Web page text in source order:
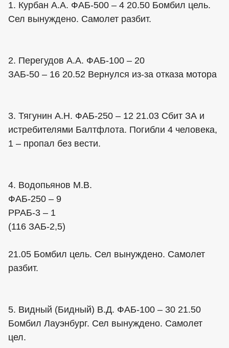
1. Курбан А.А. ФАБ-500 – 4 20.50 Бомбил цель.
Сел вынуждено. Самолет разбит.
2. Перегудов А.А. ФАБ-100 – 20
ЗАБ-50 – 16 20.52 Вернулся из-за отказа мотора
3. Тягунин А.Н. ФАБ-250 – 12 21.03 Сбит ЗА и
истребителями Балтфлота. Погибли 4 человека,
1 – пропал без вести.
4. Водопьянов М.В.
ФАБ-250 – 9
РРАБ-3 – 1
(116 ЗАБ-2,5)
21.05 Бомбил цель. Сел вынуждено. Самолет
разбит.
5. Видный (Бидный) В.Д. ФАБ-100 – 30 21.50
Бомбил Лауэнбург. Сел вынуждено. Самолет
цел.